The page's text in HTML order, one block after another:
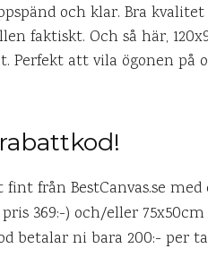
och klar. Bra
faktiskt. Och så här,
Perfekt att vila ögonen på
från BestCanvas.se med
369:-) och/eller
betalar ni bara 200:- per